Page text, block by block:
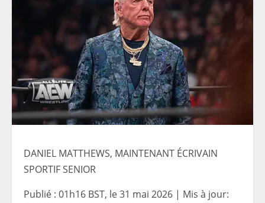
DANIEL MATTHEWS, MAINTENANT ÉCRIVAIN
SPORTIF SENIOR
Publié : 01h16 BST, le 31 mai 2026 | Mis à jour: